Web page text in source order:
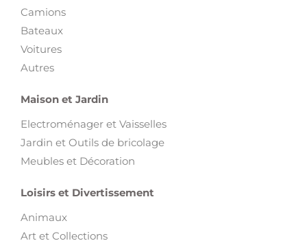
Camions
Bateaux
Voitures
Autres
Maison et Jardin
Electroménager et Vaisselles
Jardin et Outils de bricolage
Meubles et Décoration
Loisirs et Divertissement
Animaux
Art et Collections